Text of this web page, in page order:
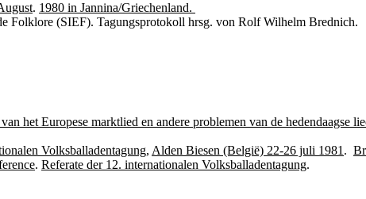
. 1980 in Jannina/Griechenland.
Folklore (SIEF). Tagungsprotokoll hrsg. von Rolf Wilhelm Brednich.
het Europese marktlied en andere problemen van de hedendaagse
Volksballadentagung, Alden Biesen (België) 22-26 juli 1981 .
. Referate der 12. internationalen Volksballadentagung.